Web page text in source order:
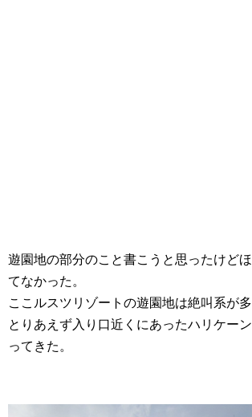
遊園地の部分のこと書こうと思ったけど
てなかった。
ここルスツリゾートの遊園地は絶叫系が多
とりあえず入り口近くにあったハリケー
ってきた。